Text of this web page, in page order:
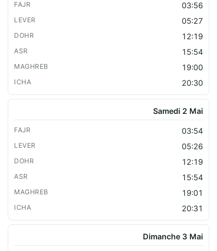
03:56
05:27
12:19
15:54
19:00
20:30
Samedi 2 Mai
03:54
05:26
12:19
15:54
19:01
20:31
Dimanche 3 Mai